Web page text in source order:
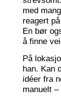
med
reagert
En bør
å finne
På
han. Kan
idéer fra
manuelt